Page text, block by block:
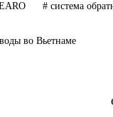
#система
во Вьетнаме